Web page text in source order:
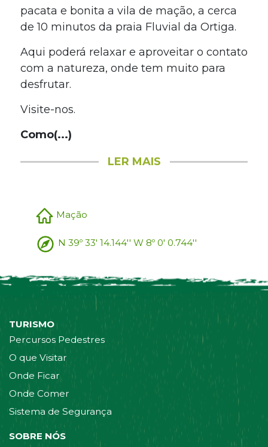
pacata e bonita a vila de mação, a cerca
de 10 minutos da praia Fluvial da Ortiga.
Aqui poderá relaxar e aproveitar o contato
com a natureza, onde tem muito para
desfrutar.
Visite-nos.
Como(...)
LER MAIS
Mação
N 39º 33' 14.144'' W 8º 0' 0.744''
TURISMO
Percursos Pedestres
O que Visitar
Onde Ficar
Onde Comer
Sistema de Segurança
SOBRE NÓS